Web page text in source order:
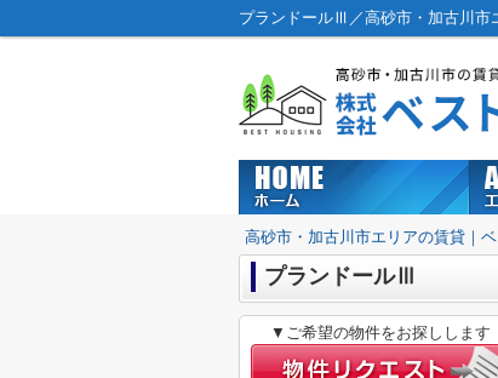
プランドールⅢ／高砂市・加古川市
高砂市・加古川市エリアの賃貸｜
プランドールⅢ
▼ご希望の物件をお探しします